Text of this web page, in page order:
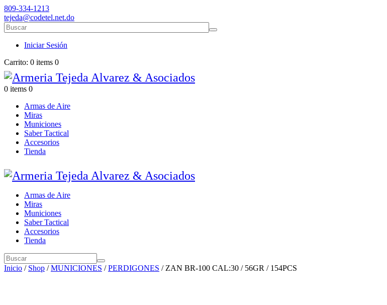
809-334-1213
tejeda@codetel.net.do
Iniciar Sesión
Carrito: 0 items 0
0 items 0
Armas de Aire
Miras
Municiones
Saber Tactical
Accesorios
Tienda
Armas de Aire
Miras
Municiones
Saber Tactical
Accesorios
Tienda
Inicio / Shop /MUNICIONES /PERDIGONES / ZAN BR-100 CAL:30 / 56GR / 154PCS